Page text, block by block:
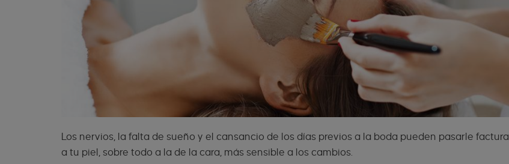
Los nervios, la falta de sueño y el cansancio de los días previos a la boda pueden pasarle factura
a tu piel, sobre todo a la de la cara, más sensible a los cambios.